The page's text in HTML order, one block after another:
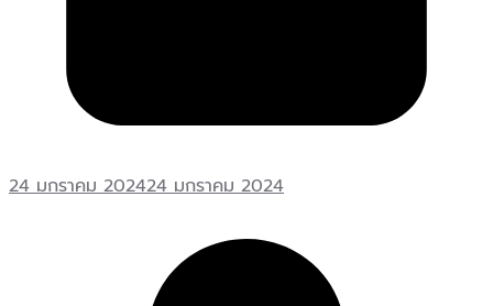
24 มกราคม 202424 มกราคม 2024